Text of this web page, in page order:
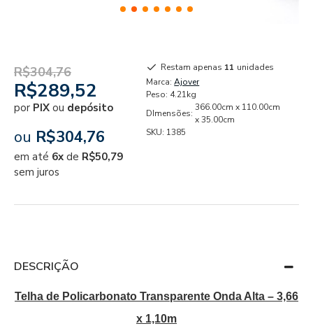
R$289,52
R$304,76
por PIX ou depósito
ou R$304,76
em até 6x de R$50,79
sem juros
Restam apenas 11 unidades
Marca: Ajover
Peso: 4.21kg
DImensões:
366.00cm x 110.00cm
x 35.00cm
SKU: 1385
DESCRIÇÃO
Telha de Policarbonato Transparente Onda Alta – 3,66
x 1,10m